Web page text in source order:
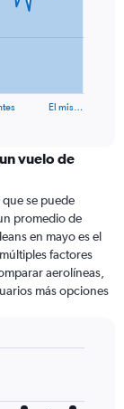
El mis…
vuelo de
que se puede
promedio de
en mayo es el
factores
aerolíneas,
más opciones